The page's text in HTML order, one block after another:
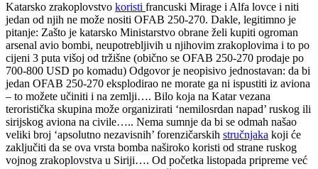
Katarsko zrakoplovstvo koristi francuski Mirage i Alfa lovce i niti
jedan od njih ne može nositi OFAB 250-270. Dakle, legitimno je
pitanje: Zašto je katarsko Ministarstvo obrane želi kupiti ogroman
arsenal avio bombi, neupotrebljivih u njihovim zrakoplovima i to po
cijeni 3 puta višoj od tržišne (obično se OFAB 250-270 prodaje po
700-800 USD po komadu) Odgovor je neopisivo jednostavan: da bi
jedan OFAB 250-270 eksplodirao ne morate ga ni ispustiti iz aviona
– to možete učiniti i na zemlji…. Bilo koja na Katar vezana
teroristička skupina može organizirati ‘nemilosrdan napad’ ruskog ili
sirijskog aviona na civile….. Nema sumnje da bi se odmah našao
veliki broj ‘apsolutno nezavisnih’ forenzičarskih stručnjaka koji će
zaključiti da se ova vrsta bomba naširoko koristi od strane ruskog
vojnog zrakoplovstva u Siriji…. Od početka listopada pripreme već